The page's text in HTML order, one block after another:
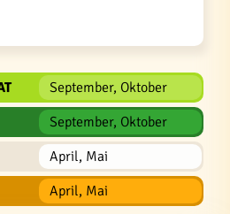
September, Oktober
September, Oktober
April, Mai
April, Mai